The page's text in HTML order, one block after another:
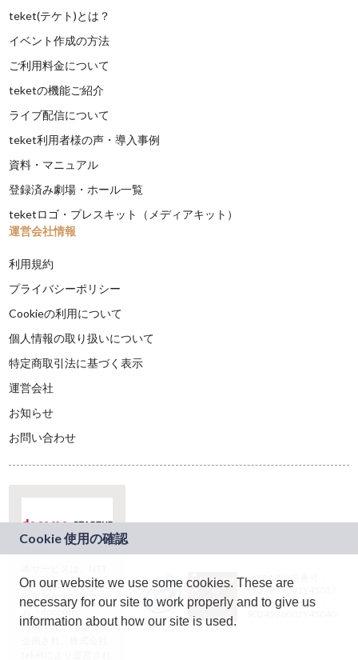
teket(テケト)とは？
イベント作成の方法
ご利用料金について
teketの機能ご紹介
ライブ配信について
teket利用者様の声・導入事例
資料・マニュアル
登録済み劇場・ホール一覧
teketロゴ・プレスキット（メディアキット）
運営会社情報
利用規約
プライバシーポリシー
Cookieの利用について
個人情報の取り扱いについて
特定商取引法に基づく表示
運営会社
お知らせ
お問い合わせ
ドコモグループの新
規事業創出プログラ
ム「docomo
STARTUP」を通じて
JASRAC許諾番号：
9024936001Y45037
JASRAC許諾番号：
On our website we use some cookies. These are
necessary for our site to work properly and to give us
information about how our site is used.